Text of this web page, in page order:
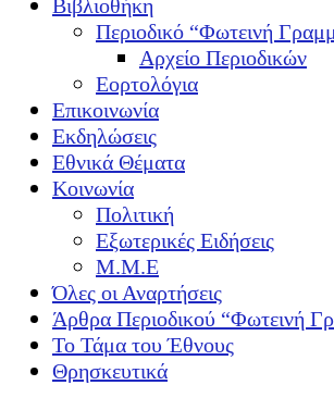
Βιβλιοθήκη
Περιοδικό “Φωτεινή
Αρχείο Περιοδικών
Εορτολόγια
Επικοινωνία
Εκδηλώσεις
Εθνικά Θέματα
Κοινωνία
Πολιτική
Εξωτερικές Ειδήσεις
Μ.Μ.Ε
Όλες οι Αναρτήσεις
Άρθρα Περιοδικού “Φωτεινή
Το Τάμα του Έθνους
Θρησκευτικά